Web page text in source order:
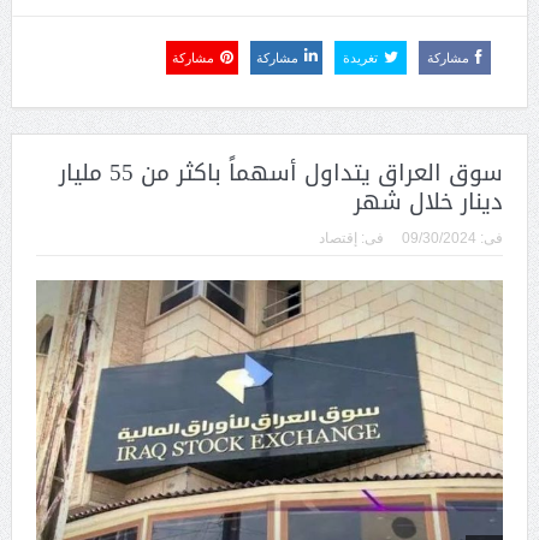
مشاركة تغريدة مشاركة مشاركة
سوق العراق يتداول أسهماً باكثر من 55 مليار
دينار خلال شهر
فى: 09/30/2024 فى: إقتصاد